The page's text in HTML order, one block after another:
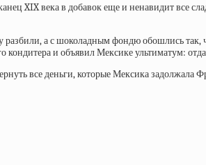
XIX века в добавок еще и ненавидит все
а с шоколадным фондю обошлись так,
и объявил Мексике ультиматум:
все деньги, которые Мексика